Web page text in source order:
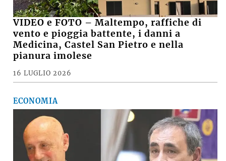
VIDEO e FOTO – Maltempo, raffiche di
vento e pioggia battente, i danni a
Medicina, Castel San Pietro e nella
pianura imolese
16 LUGLIO 2026
ECONOMIA